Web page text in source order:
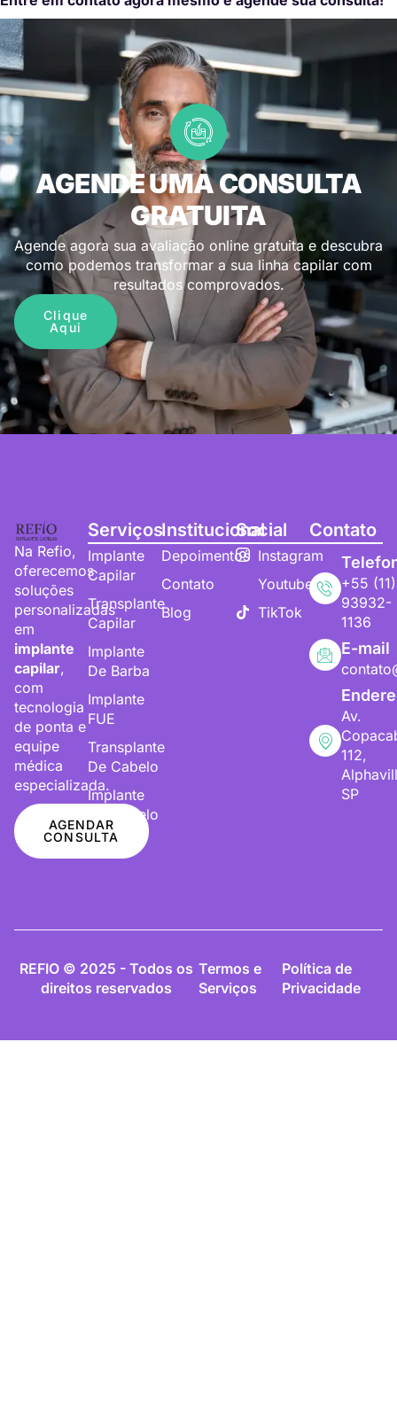
AGENDE UMA CONSULTA
GRATUITA
Agende agora sua avaliação online gratuita e descubra
como podemos transformar a sua linha capilar com
resultados comprovados.
Clique
Aqui
Na Refio,
oferecemos
soluções
personalizadas
em
implante
capilar,
com
tecnologia
de ponta e
equipe
médica
especializada.
AGENDAR
CONSULTA
Serviços
Implante
Capilar
Transplante
Capilar
Implante
De Barba
Implante
FUE
Transplante
De Cabelo
Implante
De Cabelo
Institucional
Depoimentos
Contato
Blog
Social
Instagram
Youtube
TikTok
Contato
+55 (11)
93932-
1136
E-mail
Av.
112,
SP
REFIO © 2025 - Todos os
direitos reservados
Termos e
Serviços
Política de
Privacidade